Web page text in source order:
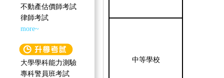
不動產估價師考試
律師考試
more~
大學學科能力測驗
專科警員班考試
中等學校